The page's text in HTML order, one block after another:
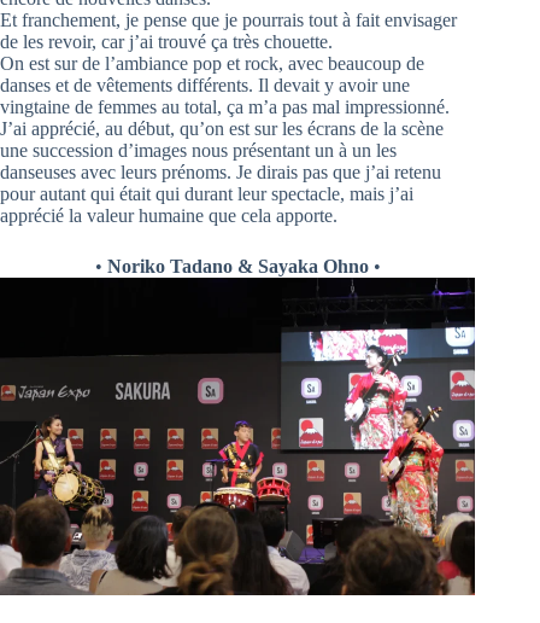
Et franchement, je pense que je pourrais tout à fait envisager
de les revoir, car j’ai trouvé ça très chouette.
On est sur de l’ambiance pop et rock, avec beaucoup de
danses et de vêtements différents. Il devait y avoir une
vingtaine de femmes au total, ça m’a pas mal impressionné.
J’ai apprécié, au début, qu’on est sur les écrans de la scène
une succession d’images nous présentant un à un les
danseuses avec leurs prénoms. Je dirais pas que j’ai retenu
pour autant qui était qui durant leur spectacle, mais j’ai
apprécié la valeur humaine que cela apporte.
• Noriko Tadano & Sayaka Ohno•